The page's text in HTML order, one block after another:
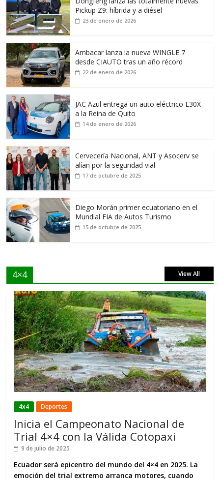
Pickup Z9: híbrida y a diésel
23 de enero de 2026
Ambacar lanza la nueva WINGLE 7
desde CIAUTO tras un año récord
22 de enero de 2026
JAC Azul entrega un auto eléctrico E30X
a la Reina de Quito
14 de enero de 2026
Cervecería Nacional, ANT y Asocerv se
alían por la seguridad vial
17 de octubre de 2025
Diego Morán primer ecuatoriano en el
Mundial FIA de Autos Turismo
15 de octubre de 2025
4×4 View All
4x4 Deportes
Inicia el Campeonato Nacional de
Trial 4×4 con la Válida Cotopaxi
9 de julio de 2025
Ecuador será epicentro del mundo del 4×4 en 2025. La
emoción del trial extremo arranca motores, cuando